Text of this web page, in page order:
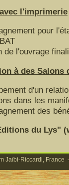
l'imprimerie
pour
de l'ouvrage
à des Salons
d'un
dans les
des
du Lys"
Jaïbi-Riccardi, France